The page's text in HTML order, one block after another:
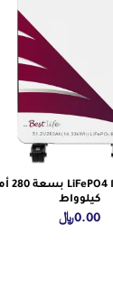
كيلوواط
0.00﷼